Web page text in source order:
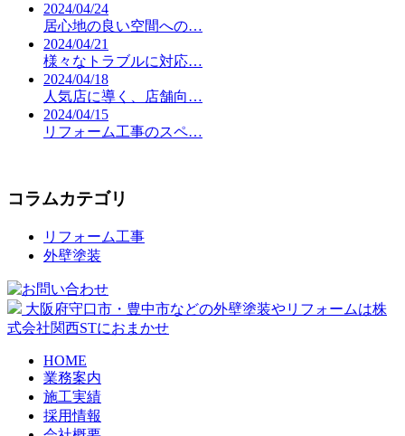
2024/04/24
居心地の良い空間への…
2024/04/21
様々なトラブルに対応…
2024/04/18
人気店に導く、店舗向…
2024/04/15
リフォーム工事のスペ…
コラムカテゴリ
リフォーム工事
外壁塗装
大阪府守口市・豊中市などの外壁塗装やリフォームは株
式会社関西STにおまかせ
HOME
業務案内
施工実績
採用情報